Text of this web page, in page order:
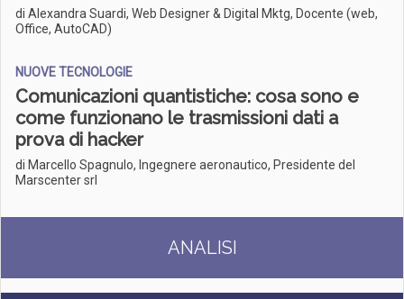
di Alexandra Suardi, Web Designer & Digital Mktg, Docente (web,
Office, AutoCAD)
NUOVE TECNOLOGIE
Comunicazioni quantistiche: cosa sono e
come funzionano le trasmissioni dati a
prova di hacker
di Marcello Spagnulo, Ingegnere aeronautico, Presidente del
Marscenter srl
ANALISI